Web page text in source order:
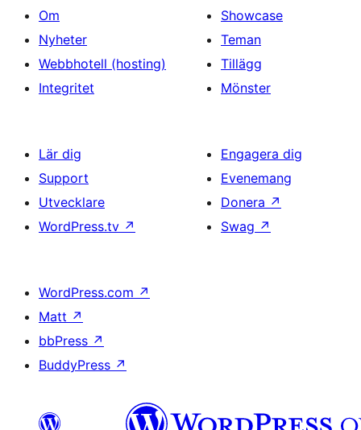
Om
Nyheter
Webbhotell (hosting)
Integritet
Showcase
Teman
Tillägg
Mönster
Lär dig
Support
Utvecklare
WordPress.tv ↗
Engagera dig
Evenemang
Donera ↗
Swag ↗
WordPress.com ↗
Matt ↗
bbPress ↗
BuddyPress ↗